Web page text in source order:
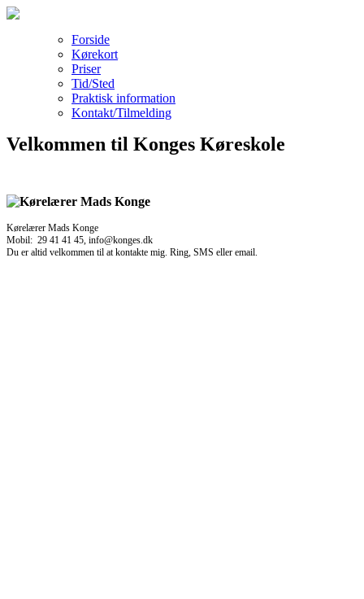
Forside
Kørekort
Priser
Tid/Sted
Praktisk information
Kontakt/Tilmelding
Velkommen til Konges Køreskole
Kørelærer Mads Konge
Mobil: 29 41 41 45, info@konges.dk
Du er altid velkommen til at kontakte mig. Ring, SMS eller email.